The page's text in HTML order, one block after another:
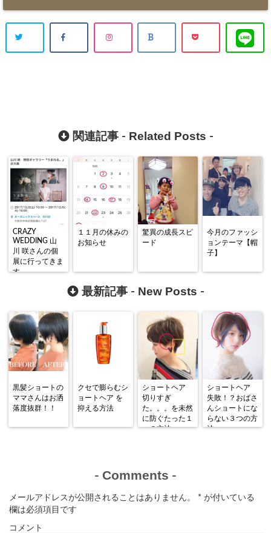
関連記事 - Related Posts -
CRAZY
WEDDING 山
川 咲さんの個
展に行ってきま
す
１１月の休みの
お知らせ
驚異の成長スピ
ード
今月のファッシ
ョンテーマ【帽
子】
最新記事 - New Posts -
黒髪ショートの
ママさんはお洒
落度抜群！！
クセで膨らむシ
ョートヘア を
抑える方法
ショートヘア
切りすぎ
た。。。を未然
に防ぐたった１
つの方法
ショートヘア
失敗！？おばさ
んショートにな
らない３つの方
法
- Comments -
メールアドレスが公開されることはありません。 * が付いている
欄は必須項目です
コメント